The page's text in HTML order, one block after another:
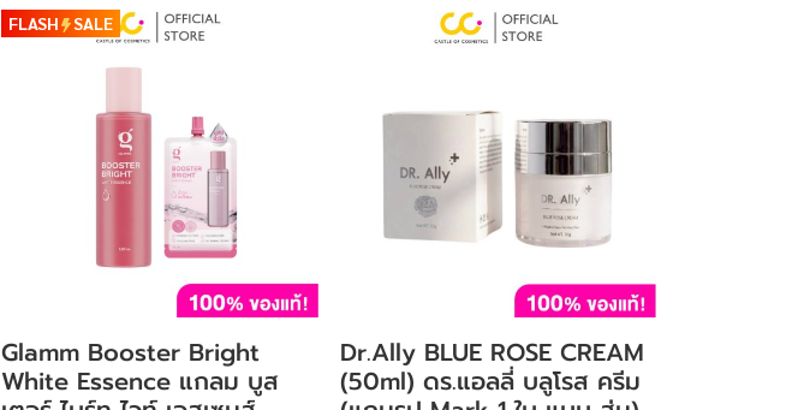
FLASH SALE
Glamm Booster Bright
White Essence แกลม บูส
Dr.Ally BLUE ROSE CREAM
(50ml) ดร.แอลลี่ บลูโรส ครีม